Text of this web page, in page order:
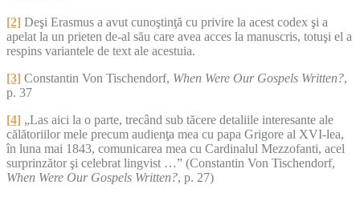
[2] Deşi Erasmus a avut cunoştinţă cu privire la acest codex şi a
apelat la un prieten de-al său care avea acces la manuscris, totuşi el a
respins variantele de text ale acestuia.
[3] Constantin Von Tischendorf, When Were Our Gospels Written?,
p. 37
[4] „Las aici la o parte, trecând sub tăcere detaliile interesante ale
călătoriilor mele precum audienţa mea cu papa Grigore al XVI-lea,
în luna mai 1843, comunicarea mea cu Cardinalul Mezzofanti, acel
surprinzător şi celebrat lingvist …” (Constantin Von Tischendorf,
When Were Our Gospels Written?, p. 27)